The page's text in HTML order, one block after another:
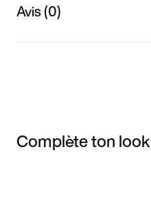
Avis (0)
Complète ton look